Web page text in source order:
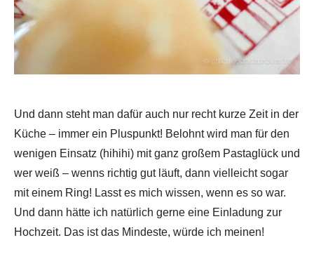
Und dann steht man dafür auch nur recht kurze Zeit in der
Küche – immer ein Pluspunkt! Belohnt wird man für den
wenigen Einsatz (hihihi) mit ganz großem Pastaglück und
wer weiß – wenns richtig gut läuft, dann vielleicht sogar
mit einem Ring! Lasst es mich wissen, wenn es so war.
Und dann hätte ich natürlich gerne eine Einladung zur
Hochzeit. Das ist das Mindeste, würde ich meinen!